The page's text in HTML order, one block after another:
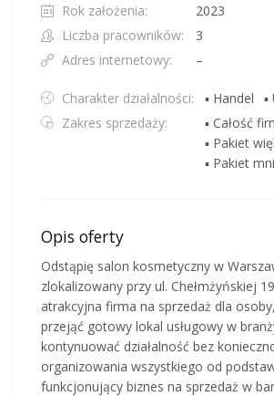
Rok założenia:
2023
Liczba pracowników:
3
Adres internetowy:
–
Charakter działalności: ▪ Handel
▪
Zakres sprzedaży:
▪ Całość
▪ Pakiet
▪ Pakiet
Opis oferty
Odstąpię salon kosmetyczny w
zlokalizowany przy ul. Chełmżyńskiej
atrakcyjna firma na sprzedaż dla
przejąć gotowy lokal usługowy w
kontynuować działalność bez
organizowania wszystkiego od
funkcjonujący biznes na sprzedaż w